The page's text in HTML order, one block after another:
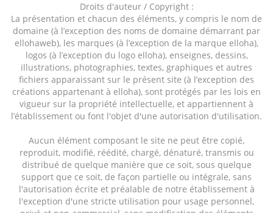
Droits d'auteur / Copyright :
La présentation et chacun des éléments, y compris le nom de
domaine (à l’exception des noms de domaine démarrant par
ellohaweb), les marques (à l’exception de la marque elloha),
logos (à l’exception du logo elloha), enseignes, dessins,
illustrations, photographies, textes, graphiques et autres
fichiers apparaissant sur le présent site (à l’exception des
créations appartenant à elloha), sont protégés par les lois en
vigueur sur la propriété intellectuelle, et appartiennent à
l’établissement ou font l'objet d'une autorisation d'utilisation.
Aucun élément composant le site ne peut être copié,
reproduit, modifié, réédité, chargé, dénaturé, transmis ou
distribué de quelque manière que ce soit, sous quelque
support que ce soit, de façon partielle ou intégrale, sans
l'autorisation écrite et préalable de notre établissement à
l'exception d'une stricte utilisation pour usage personnel,